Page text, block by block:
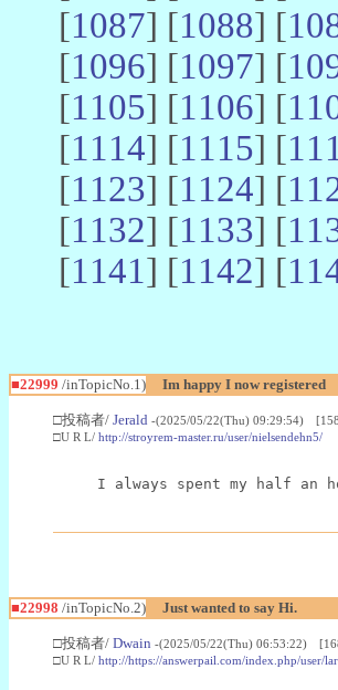
[1087] [1088] [
[1096] [1097] [
[1105] [1106] [
[1114] [1115] [
[1123] [1124] [
[1132] [1133] [
[1141] [1142] [
■22999 /inTopicNo.1) Im happy I now registered
□投稿者/ Jerald -(2025/05/22(Thu) 09:29:54)
□U R L/ http://stroyrem-master.ru/user/nielsendehn5/
I always spent my half an
■22998 /inTopicNo.2) Just wanted to say Hi.
□投稿者/ Dwain -(2025/05/22(Thu) 06:53:22)
□U R L/ http://https://answerpail.com/index.php/user/